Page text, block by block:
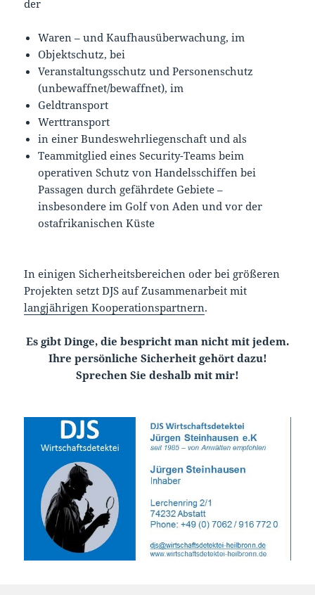
der
Waren – und Kaufhausüberwachung, im
Objektschutz, bei
Veranstaltungsschutz und Personenschutz
(unbewaffnet/bewaffnet), im
Geldtransport
Werttransport
in einer Bundeswehrliegenschaft und als
Teammitglied eines Security-Teams beim
operativen Schutz von Handelsschiffen bei
Passagen durch gefährdete Gebiete –
insbesondere im Golf von Aden und vor der
ostafrikanischen Küste
In einigen Sicherheitsbereichen oder bei größeren
Projekten setzt DJS auf Zusammenarbeit mit
langjährigen Kooperationspartnern.
Es gibt Dinge, die bespricht man nicht mit jedem.
Ihre persönliche Sicherheit gehört dazu!
Sprechen Sie deshalb mit mir!